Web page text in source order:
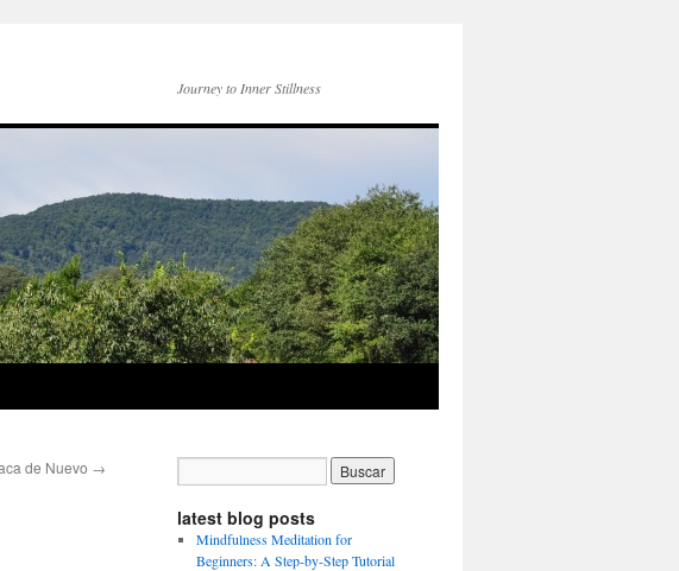
Journey to Inner Stillness
de Nuevo →
latest blog posts
Mindfulness Meditation for
Beginners: A Step-by-Step Tutorial